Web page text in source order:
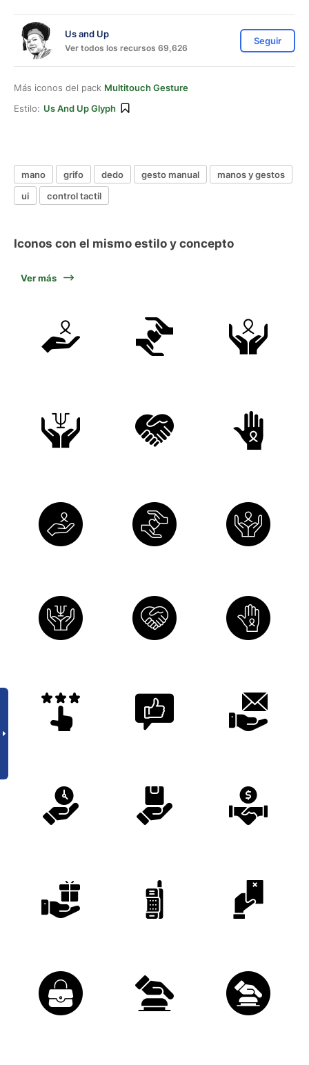
Us and Up
Ver todos los recursos 69,626
Seguir
Más iconos del pack Multitouch Gesture
Estilo: Us And Up Glyph
mano grifo dedo gesto manual
manos y gestos
ui
control tactil
Iconos con el mismo estilo y concepto
Ver más